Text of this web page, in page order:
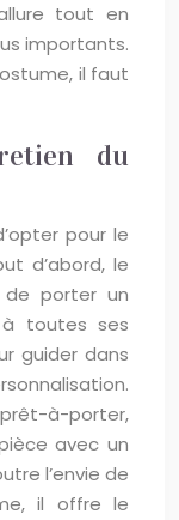
tout en
importants.
il faut
du
pour le
d’abord, le
porter un
toutes ses
guider dans
à-porter,
avec un
l’envie de
il offre le